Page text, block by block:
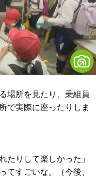
場所を見たり、乗組員
で実際に座ったりしま
たりして楽しかった」
てすごいな。（今後、